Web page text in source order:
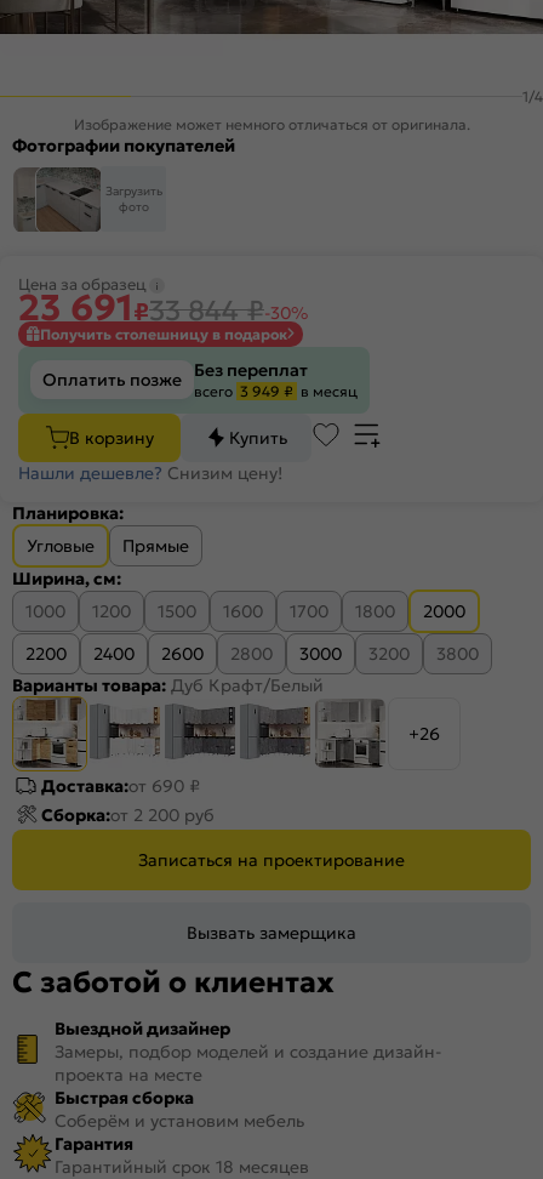
1/4
Изображение может немного отличаться от оригинала.
Фотографии покупателей
Загрузить
фото
Цена за образец
23 691₽33 844₽-30%
Получить столешницу в подарок
Оплатить позже Без переплат
всего 3 949 ₽ в месяц
В корзину
Купить
Нашли дешевле? Снизим цену!
Планировка:
Угловые
Прямые
Ширина, см:
1000
1200 1500 1600 1700 1800
2000
2200
2400 2600 2800 3000 3200
3800
Варианты товара: Дуб Крафт/Белый
+26
Записаться на проектирование
Вызвать замерщика
Доставка:от 690 ₽
Сборка:от 2 200 руб
С заботой о клиентах
Выездной дизайнер
Замеры, подбор моделей и создание дизайн-
проекта на месте
Быстрая сборка
Соберём и установим мебель
Гарантия
Гарантийный срок 18 месяцев